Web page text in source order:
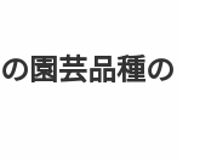
園芸品種の